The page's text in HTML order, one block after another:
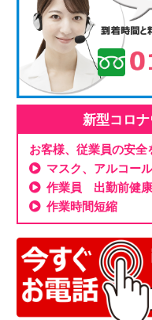
新型コロ
お客様、従業員の安全
マスク、アルコー
作業員 出勤前健
作業時間短縮